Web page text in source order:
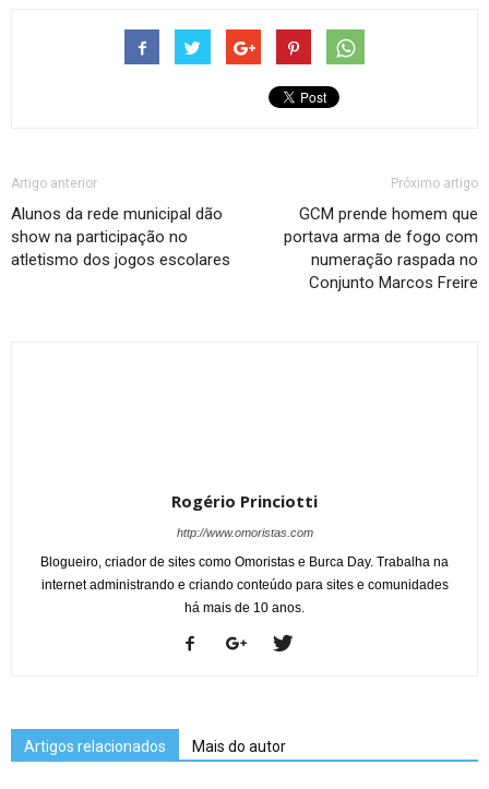
Artigo anterior
Alunos da rede municipal dão
show na participação no
atletismo dos jogos escolares
Próximo artigo
GCM prende homem que
portava arma de fogo com
numeração raspada no
Conjunto Marcos Freire
Rogério Princiotti
http://www.omoristas.com
Blogueiro, criador de sites como Omoristas e Burca Day. Trabalha na
internet administrando e criando conteúdo para sites e comunidades
há mais de 10 anos.
Artigos relacionados Mais do autor